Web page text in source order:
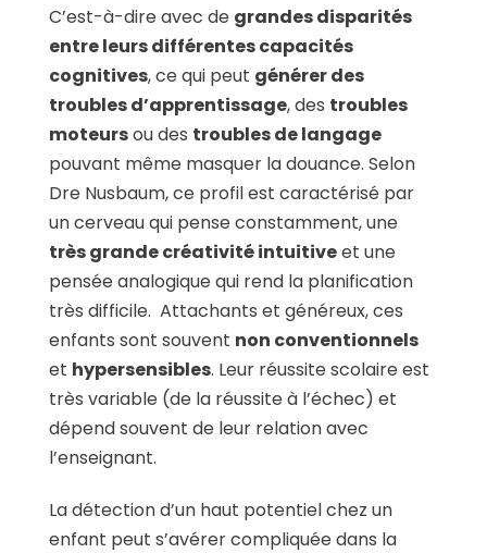
C’est-à-dire avec de grandes disparités
entre leurs différentes capacités
cognitives, ce qui peut générer des
troubles d’apprentissage, des troubles
moteursou des troubles de langage
pouvant même masquer la douance. Selon
Dre Nusbaum, ce profil est caractérisé par
un cerveau qui pense constamment, une
très grande créativité intuitiveet une
pensée analogique qui rend la planification
très difficile. Attachants et généreux, ces
enfants sont souvent non conventionnels
et hypersensibles. Leur réussite scolaire est
très variable (de la réussite à l’échec) et
dépend souvent de leur relation avec
l’enseignant.
La détection d’un haut potentiel chez un
enfant peut s’avérer compliquée dans la